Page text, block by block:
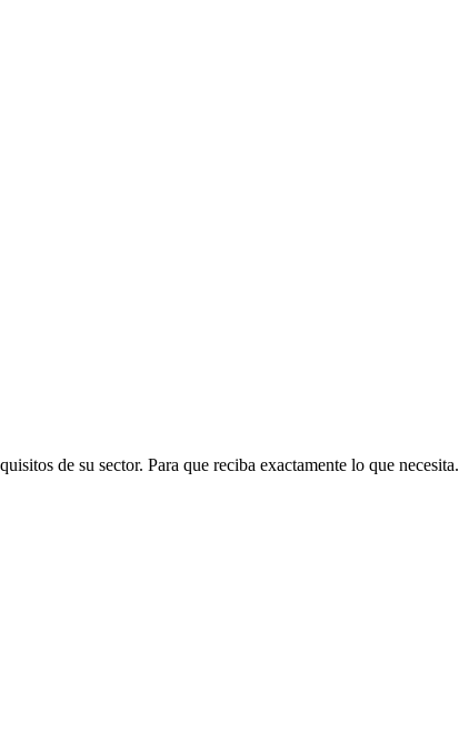
de su sector. Para que reciba exactamente lo que necesita.